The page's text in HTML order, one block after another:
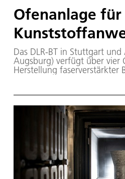
Ofenanlage für
Das DLR-BT in Stuttgart
Augsburg) verfügt über vier
Herstellung faserverstärkter